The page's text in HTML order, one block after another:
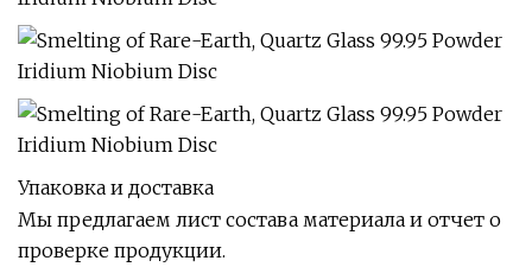
Упаковка и доставка
Мы предлагаем лист состава материала и отчет о
проверке продукции.